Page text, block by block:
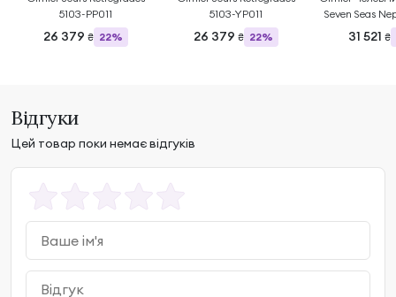
5103-PP011
26 379 ₴ 22%
5103-YP011
26 379 ₴ 22%
Seven Seas
31 521 ₴
Відгуки
Цей товар поки немає відгуків